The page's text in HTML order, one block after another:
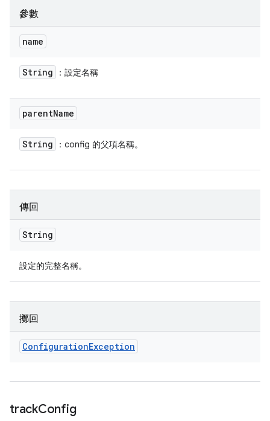
參數
name
String ：設定名稱
parentName
String ：config 的父項名稱。
傳回
String
設定的完整名稱。
擲回
ConfigurationException
trackConfig